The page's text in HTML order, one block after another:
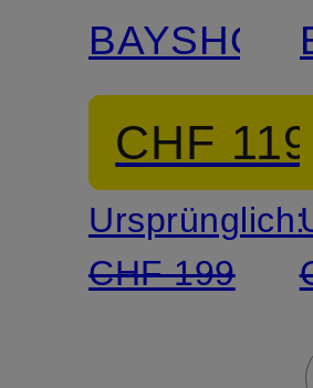
CHF 119
CHF 199